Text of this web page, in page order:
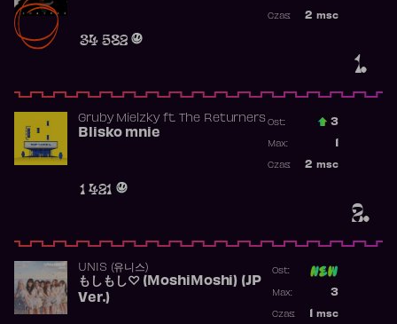
1.
34 582
2 msc
Czas:
2.
Gruby Mielzkyft. The Returners
Blisko mnie
1 421
Ost.: 3
Max:
2 msc
Czas:
UNIS (유니스)
もしもし♡ (MoshiMoshi) (JP
Ver.)
Ost:
3
Max:
msc
Czas: